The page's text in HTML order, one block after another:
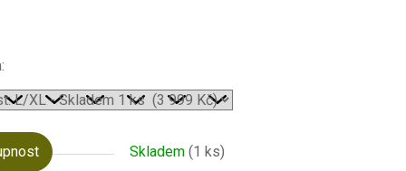
Skladem (1 ks)